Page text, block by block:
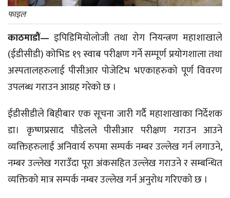
फाइल
काठमाडौं— इपिडिमियोलोजी तथा रोग नियन्त्रण महाशाखाले
(ईडीसीडी) कोभिड १९ स्वाब परीक्षण गर्ने सम्पूर्ण प्रयोगशाला तथा
अस्पतालहरुलाई पीसीआर पोजेटिभ भएकाहरुको पूर्ण विवरण
उपलब्ध गराउन आग्रह गरेको छ ।
ईडीसीडीले बिहीबार एक सूचना जारी गर्दै महाशाखाका निर्देशक
डा। कृष्णप्रसाद पौडेलले पीसीआर परीक्षण गराउन आउने
व्यक्तिहरुलाई अनिवार्य रुपमा सम्पर्क नम्बर उल्लेख गर्न लगाउने,
नम्बर उल्लेख गराउँदा पूरा अंकसहित उल्लेख गराउने र सम्बन्धित
व्यक्तिको मात्र सम्पर्क नम्बर उल्लेख गर्न अनुरोध गरिएको छ ।